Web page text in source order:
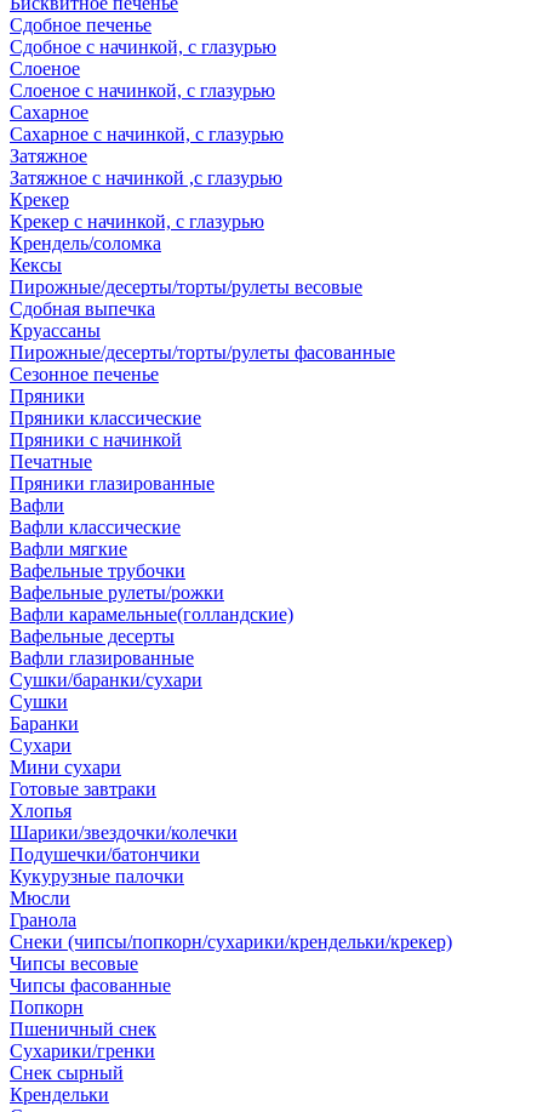
Сдобное печенье
Сдобное с начинкой, с глазурью
Слоеное
Слоеное с начинкой, с глазурью
Сахарное
Сахарное с начинкой, с глазурью
Затяжное
Затяжное с начинкой ,с глазурью
Крекер
Крекер с начинкой, с глазурью
Крендель/соломка
Кексы
Пирожные/десерты/торты/рулеты весовые
Сдобная выпечка
Круассаны
Пирожные/десерты/торты/рулеты фасованные
Сезонное печенье
Пряники
Пряники классические
Пряники с начинкой
Печатные
Пряники глазированные
Вафли
Вафли классические
Вафли мягкие
Вафельные трубочки
Вафельные рулеты/рожки
Вафли карамельные(голландские)
Вафельные десерты
Вафли глазированные
Сушки/баранки/сухари
Сушки
Баранки
Сухари
Мини сухари
Готовые завтраки
Хлопья
Шарики/звездочки/колечки
Подушечки/батончики
Кукурузные палочки
Мюсли
Гранола
Снеки (чипсы/попкорн/сухарики/крендельки/крекер)
Чипсы весовые
Чипсы фасованные
Попкорн
Пшеничный снек
Сухарики/гренки
Снек сырный
Крендельки